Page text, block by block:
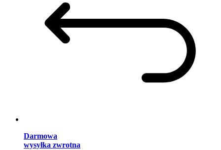
Darmowa
wysyłka zwrotna